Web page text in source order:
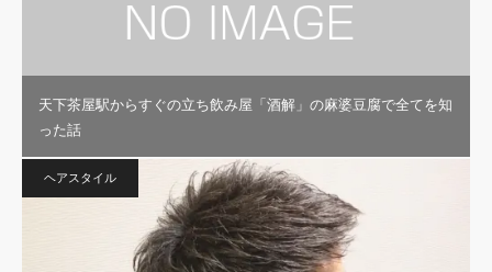
天下茶屋駅からすぐの立ち飲み屋「酒解」の麻婆豆腐で全てを知
った話
ヘアスタイル